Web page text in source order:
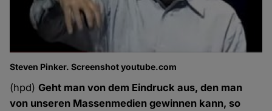
Steven Pinker. Screenshot youtube.com
(hpd)Geht man von dem Eindruck aus, den man
von unseren Massenmedien gewinnen kann, so